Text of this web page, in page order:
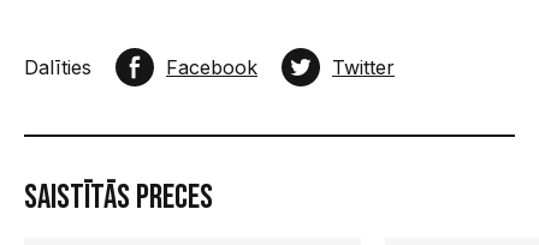
Dalīties Facebook Twitter
Saistītās preces